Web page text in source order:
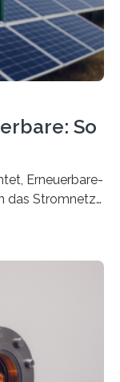
So
Erneuerbare-
das Stromnetz
hinkt
in einem
– inklusive der
Der
Anlagen